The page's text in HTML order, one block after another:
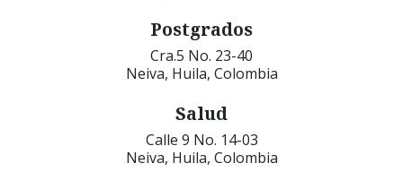
Postgrados
Cra.5 No. 23-40
Neiva, Huila, Colombia
Salud
Calle 9 No. 14-03
Neiva, Huila, Colombia